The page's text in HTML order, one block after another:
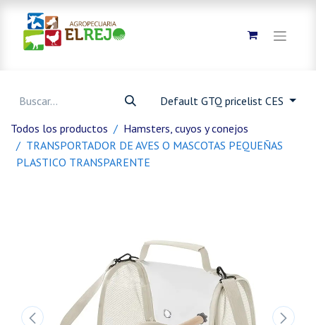
Default GTQ pricelist CES
Todos los productos
Hamsters, cuyos y conejos
TRANSPORTADOR DE AVES O MASCOTAS PEQUEÑAS
PLASTICO TRANSPARENTE